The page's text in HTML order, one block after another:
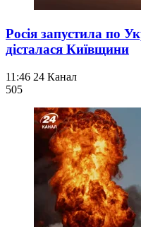
Росія запустила по
дісталася Київщини
11:46 24 Канал
505